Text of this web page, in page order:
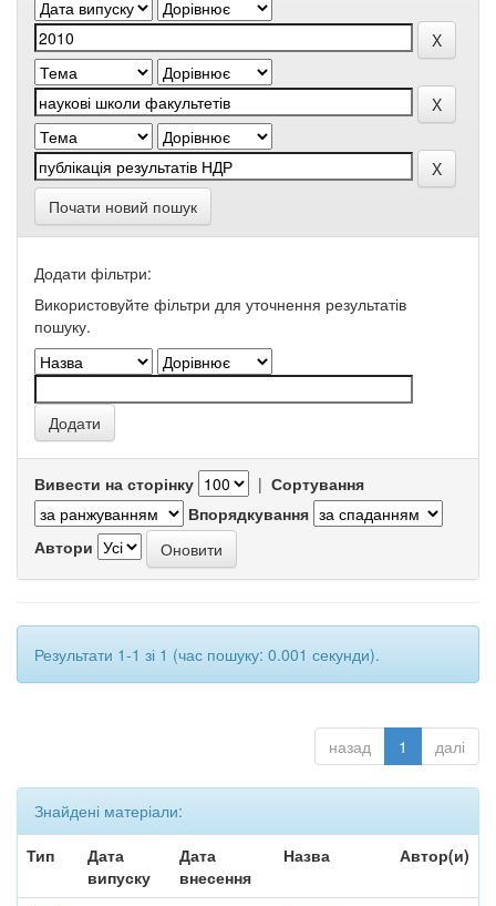
Почати новий пошук
Додати фільтри:
Використовуйте фільтри для уточнення результатів
пошуку.
Вивести на сторінку | Сортування
Впорядкування
Автори
Результати 1-1 зі 1 (час пошуку: 0.001 секунди).
назад 1 далі
Знайдені матеріали:
Тип
Дата
випуску
Дата
внесення
Назва Автор(и)